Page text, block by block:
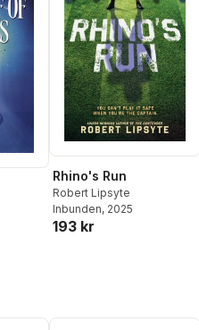
Rhino's Run
Robert Lipsyte
Inbunden, 2025
193 kr